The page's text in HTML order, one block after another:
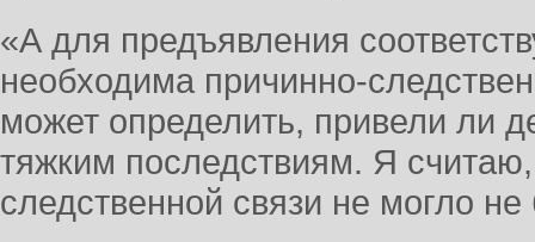
«А для предъявления
необходима причинно-
может определить, привели ли
тяжким последствиям. Я
следственной связи не могло не